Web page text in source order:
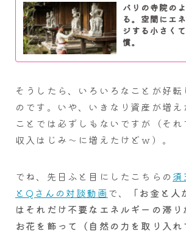
バリの寺院の
る。空間にエ
ジする小さく
慣。
そうしたら、いろいろなことが好転
のです。いや、いきなり資産が増え
ことでは必ずしもないですが（それ
収入はじみ～に増えたけどｗ）。
でね、先日ふと目にしたこちらの 須
とQさんの対談動画 で、
「お金と
はそれだけ不要なエネルギーの滞り
お花を飾って（自然の力を取り入れ